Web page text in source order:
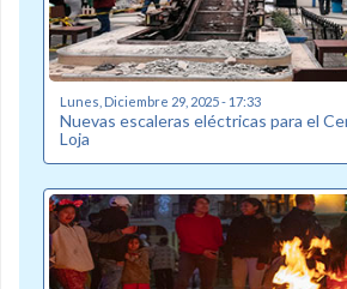
Lunes, Diciembre 29, 2025 - 17:33
Nuevas escaleras eléctricas para el
Loja